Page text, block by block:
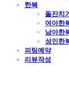
한복
돌잔치
여아한
남아한
성인한
피팅예약
리뷰작성